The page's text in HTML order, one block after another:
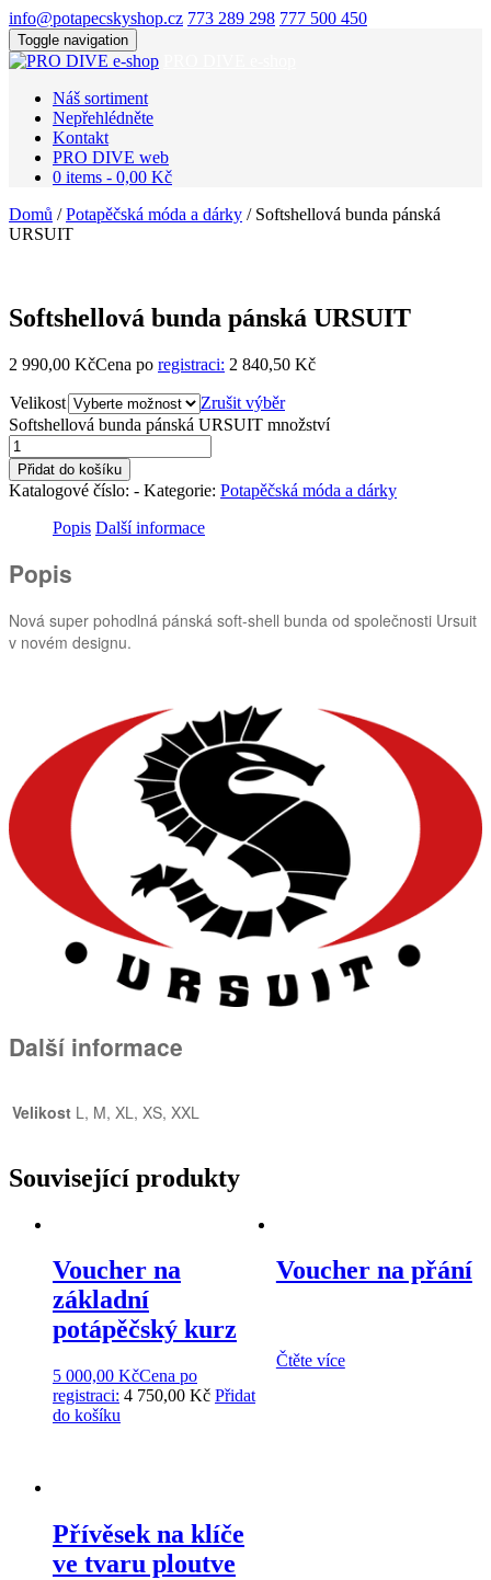
info@potapecskyshop.cz 773 289 298 777 500 450
Toggle navigation
Náš sortiment
Nepřehlédněte
Kontakt
PRO DIVE web
0 items - 0,00 Kč
Domů /Potapěčská móda a dárky / Softshellová bunda pánská
URSUIT
Softshellová bunda pánská URSUIT
2 990,00 KčCena po registraci: 2 840,50 Kč
Velikost
Zrušit výběr
Softshellová bunda pánská URSUIT množství
Přidat do košíku
Katalogové číslo: - Kategorie: Potapěčská móda a dárky
Popis Další informace
Popis
Nová super pohodlná pánská soft-shell bunda od společnosti Ursuit
v novém designu.
Další informace
Velikost L, M, XL, XS, XXL
Související produkty
Voucher na
základní
potápěčský kurz
5 000,00 KčCena po
registraci: 4 750,00 Kč Přidat
do košíku
Voucher na přání
Čtěte více
Přívěsek na klíče
ve tvaru ploutve